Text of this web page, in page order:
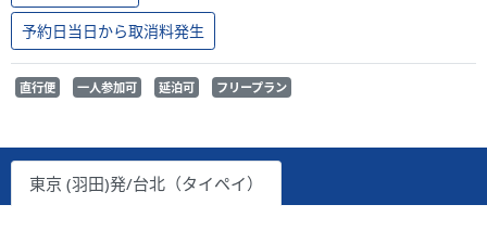
予約日当日から取消料発生
直行便 一人参加可 延泊可 フリープラン
東京 (羽田)発/台北（タイペイ）